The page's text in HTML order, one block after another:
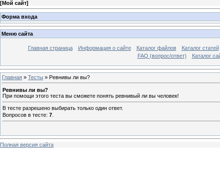
[Мой сайт]
Форма входа
Меню сайта
Главная страница Информация о сайте Каталог файлов
Каталог статей
FAQ (вопрос/ответ)
Каталог
Главная » Тесты » Ревнивы ли вы?
Ревнивы ли вы?
При помощи этого теста вы сможете понять ревнивый ли вы человек!
В тесте разрешено выбирать только один ответ.
Вопросов в тесте: 7
Полная версия сайта